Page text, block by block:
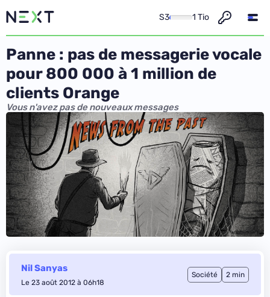
S3 1 Tio
Panne : pas de messagerie vocale
pour 800 000 à 1 million de
clients Orange
Vous n'avez pas de nouveaux messages
Nil Sanyas
Le 23 août 2012 à 06h18
Société 2 min